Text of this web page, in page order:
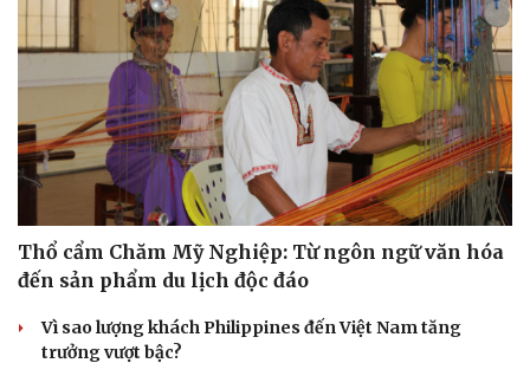
Dinh dưỡng - món ngon
Cây thuốc
Sản phụ khoa
Nhi khoa
Nam khoa
Nhà đẹp
Blog
Tình yêu - Gia đình
Thổ cẩm Chăm Mỹ Nghiệp: Từ ngôn ngữ văn hóa
đến sản phẩm du lịch độc đáo
Vì sao lượng khách Philippines đến Việt Nam tăng
trưởng vượt bậc?